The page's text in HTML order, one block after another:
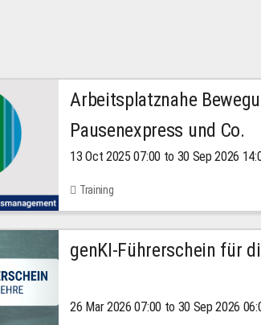
Arbeitsplatznahe
Pausenexpress und Co.
13 Oct 2025 07:00 to 30 Sep 2026
Training
genKI-Führerschein für
26 Mar 2026 07:00 to 30 Sep 2026